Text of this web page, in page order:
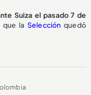
Suiza el pasado 7 de
que la Selección quedó